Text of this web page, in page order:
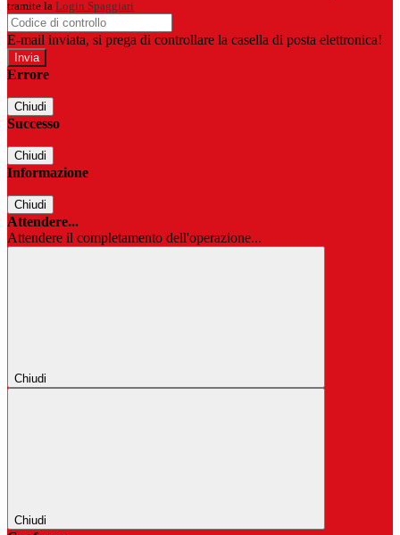
tramite la Login Spaggiari
E-mail inviata, si prega di controllare la casella di posta elettronica!
Errore
Chiudi
Successo
Chiudi
Informazione
Chiudi
Attendere...
Attendere il completamento dell'operazione...
Chiudi
Chiudi